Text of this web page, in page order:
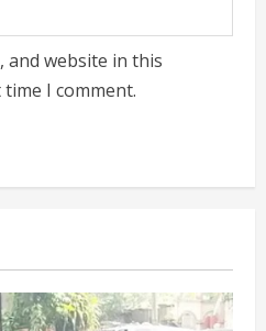
and website in this
I comment.